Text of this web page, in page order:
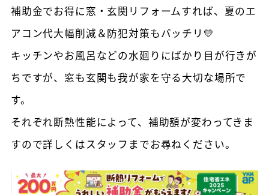
補助金でお得に窓・玄関リフォームすれば、夏のエ
アコン代大幅削減＆防犯対策もバッチリ💛
キッチンやお風呂などの水廻りにばかり目が行きが
ちですが、窓も玄関も我が家を守る大切な場所で
す。
それぞれ断熱性能によって、補助額が変わってきま
すので詳しくはスタッフまでお尋ねください。